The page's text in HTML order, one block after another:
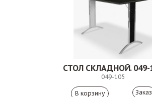
049-105
Заказ